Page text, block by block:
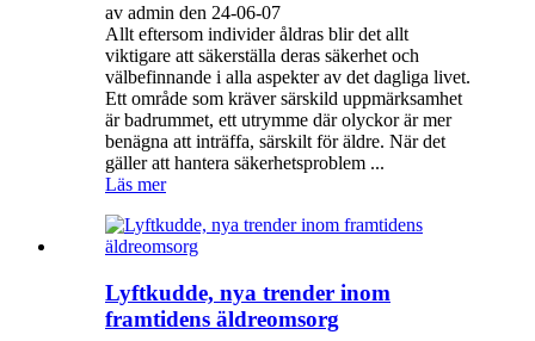
av admin den 24-06-07
Allt eftersom individer åldras blir det allt
viktigare att säkerställa deras säkerhet och
välbefinnande i alla aspekter av det dagliga livet.
Ett område som kräver särskild uppmärksamhet
är badrummet, ett utrymme där olyckor är mer
benägna att inträffa, särskilt för äldre. När det
gäller att hantera säkerhetsproblem ...
Läs mer
Lyftkudde, nya trender inom
framtidens äldreomsorg